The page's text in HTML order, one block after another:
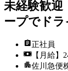
未経験歓迎
ープでド
正社員
【月給】
佐川急便